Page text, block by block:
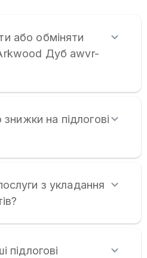
або обміняти
Дуб awvr-
на підлогові
з укладання
підлогові